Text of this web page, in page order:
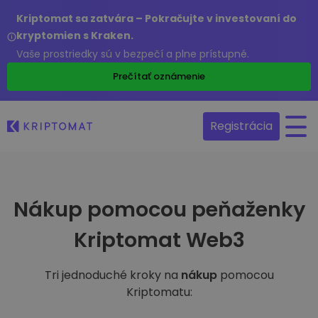
Kriptomat sa zatvára – Pokračujte v investovaní do
kryptomien s Kraken.
Vaše prostriedky sú v bezpečí a plne prístupné.
Prečítať oznámenie
Registrácia
Nákup pomocou peňaženky
Kriptomat Web3
Tri jednoduché kroky na nákup pomocou
Kriptomatu: